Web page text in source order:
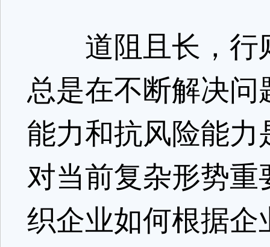
道阻且长，行
总是在不断解决
能力和抗风险能
对当前复杂形势
织企业如何根据